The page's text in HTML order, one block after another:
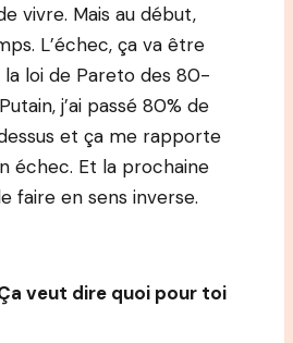
vivre. Mais au début,
L’échec, ça va être
la loi de Pareto des 80-
j’ai passé 80% de
et ça me rapporte
échec. Et la prochaine
faire en sens inverse.
veut dire quoi pour toi